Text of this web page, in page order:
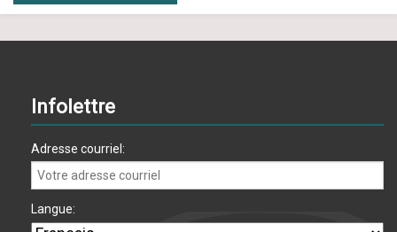
Infolettre
Adresse courriel:
Langue: